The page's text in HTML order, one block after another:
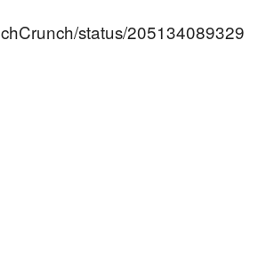
status/205134089329